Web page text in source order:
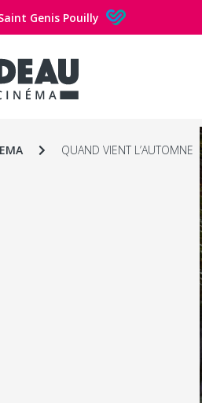
Genis Pouilly
QUAND VIENT L’AUTOMNE